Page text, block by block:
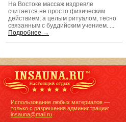
На Востоке массаж издревле
считается не просто физическим
действием, а целым ритуалом, тесно
связанным с буддийским учением. ...
Подробнее →
Использование любых материалов —
только с разрешения администрации:
insauna@mail.ru